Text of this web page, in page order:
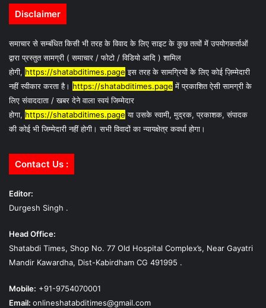
Disclaimer
समाचार से सम्बंधित किसी भी तरह के विवाद के लिए साइट के कुछ तत्वों में उपयोगकर्ताओं
द्वारा प्रस्तुत सामग्री ( समाचार / फोटो / विडियो आदि ) शामिल
होगी, https://shatabditimes.page इस तरह के सामग्रियों के लिए कोई ज़िम्मेदारी
नहीं स्वीकार करता है। https://shatabditimes.page में प्रकाशित ऐसी सामग्री के
लिए संवाददाता / खबर देने वाला स्वयं जिम्मेदार
होगा, https://shatabditimes.page या उसके स्वामी, मुद्रक, प्रकाशक, संपादक
की कोई भी जिम्मेदारी नहीं होगी। सभी विवादों का न्यायक्षेत्र कवर्धा होगा।
Contact Us :
Editor:
Durgesh Singh .
Head Office:
Shatabdi Times, Shop No. 77 Old Hospital Complex’s, Near Gayatri
Mandir Kawardha, Dist-Kabirdham CG 491995 .
Mobile: +91-9754070001
Email: onlineshatabditimes@gmail.com